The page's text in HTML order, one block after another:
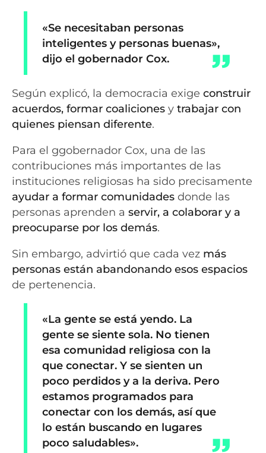
«Se necesitaban personas
inteligentes y personas buenas»,
dijo el gobernador Cox.
Según explicó, la democracia exige construir
acuerdos, formar coaliciones y trabajar con
quienes piensan diferente.
Para el ggobernador Cox, una de las
contribuciones más importantes de las
instituciones religiosas ha sido precisamente
ayudar a formar comunidades donde las
personas aprenden a servir, a colaborar y a
preocuparse por los demás.
Sin embargo, advirtió que cada vez más
personas están abandonando esos espacios
de pertenencia.
«La gente se está yendo. La
gente se siente sola. No tienen
esa comunidad religiosa con la
que conectar. Y se sienten un
poco perdidos y a la deriva. Pero
estamos programados para
conectar con los demás, así que
lo están buscando en lugares
poco saludables».